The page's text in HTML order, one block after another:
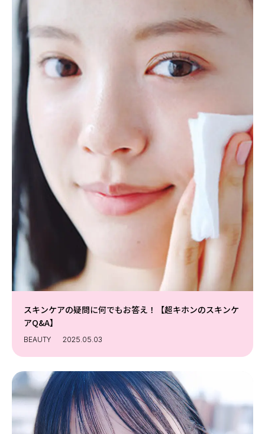
スキンケアの疑問に何でもお答え！【超キホンのスキンケ
アQ&A】
BEAUTY 2025.05.03